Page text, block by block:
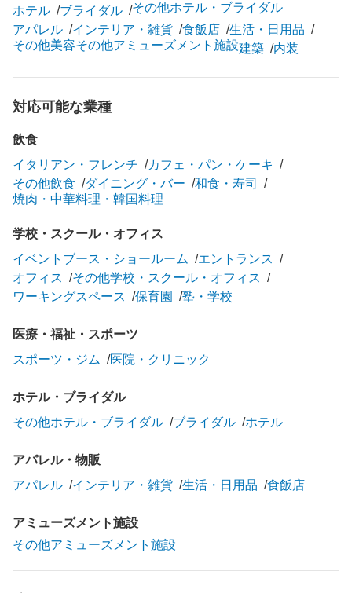
ホテル
ブライダル
その他ホテル・ブライダル
アパレル
インテリア・雑貨 食飯店
生活・日用品
その他美容その他アミューズメント施設建築 内装
対応可能な業種
飲食
イタリアン・フレンチ
カフェ・パン・ケーキ
その他飲食
ダイニング・バー
和食・寿司
焼肉・中華料理・韓国料理
学校・スクール・オフィス
イベントブース・ショールーム
エントランス
オフィス
その他学校・スクール・オフィス
ワーキングスペース
保育園 塾・学校
医療・福祉・スポーツ
スポーツ・ジム
医院・クリニック
ホテル・ブライダル
その他ホテル・ブライダル
ブライダル ホテル
アパレル・物販
アパレル
インテリア・雑貨 生活・日用品 食飯店
アミューズメント施設
その他アミューズメント施設